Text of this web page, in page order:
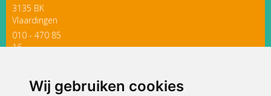
Wij gebruiken cookies
3135 BK
Vlaardingen
010 - 470 85
16
ONDERDEEL VAN